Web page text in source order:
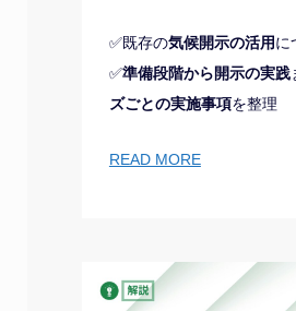
✅既存の気候開示の活用に
✅準備段階から開示の実践
ズごとの実施事項を整理
READ MORE